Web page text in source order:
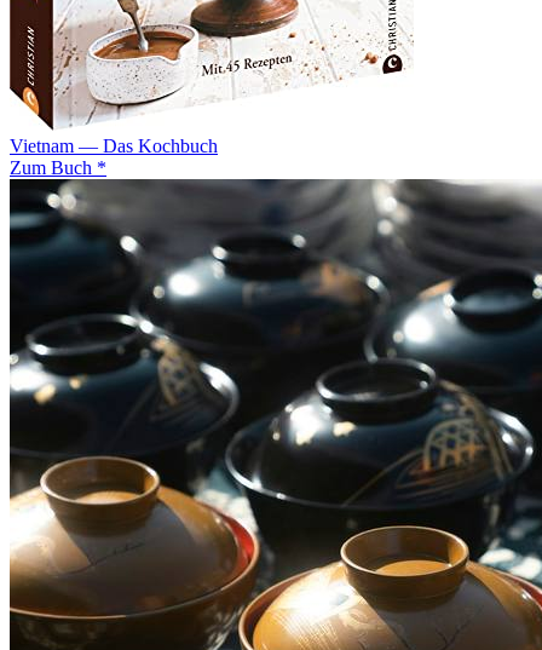
Vietnam — Das Kochbuch
Zum Buch *